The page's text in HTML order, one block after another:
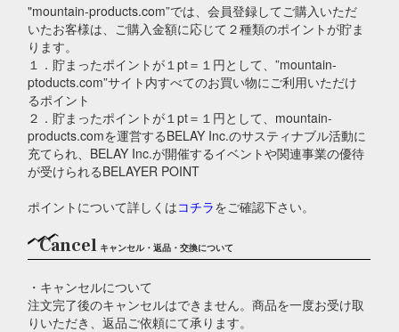
"mountain-products.com”では、会員登録してご購入いただ
いたお客様は、ご購入金額に応じて２種類のポイントが貯ま
ります。
１．貯まったポイントが１pt＝１円として、”mountain-
ptoducts.com”サイト内すべてのお買い物にご利用いただけ
るポイント
２．貯まったポイントが１pt＝１円として、mountain-
products.comを運営するBELAY Inc.のサスティナブル活動に
充てられ、BELAY Inc.が開催するイベントや関連事業の優待
が受けられるBELAYER POINT
ポイントについて詳しくはコチラをご確認下さい。
Cancel キャンセル・返品・交換について
・キャンセルについて
注文完了後のキャンセルはできません。商品を一度お受け取
りいただき、返品ご依頼にて承ります。